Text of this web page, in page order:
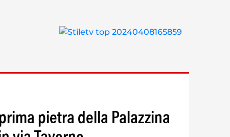
pietra della Palazzina